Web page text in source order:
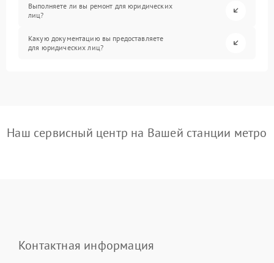
Выполняете ли вы ремонт для юридических
лиц?
Какую документацию вы предоставляете
для юридических лиц?
Наш сервисный центр на Вашей станции метро
Контактная информация